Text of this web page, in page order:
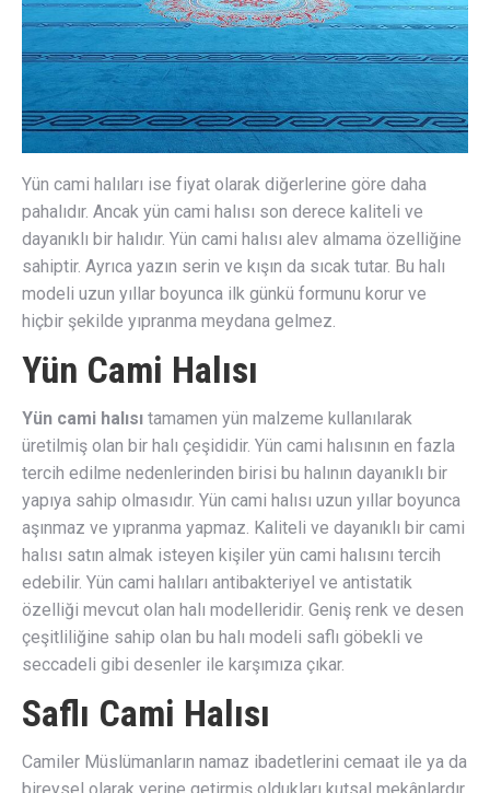
Yün cami halıları ise fiyat olarak diğerlerine göre daha
pahalıdır. Ancak yün cami halısı son derece kaliteli ve
dayanıklı bir halıdır. Yün cami halısı alev almama özelliğine
sahiptir. Ayrıca yazın serin ve kışın da sıcak tutar. Bu halı
modeli uzun yıllar boyunca ilk günkü formunu korur ve
hiçbir şekilde yıpranma meydana gelmez.
Yün Cami Halısı
Yün cami halısı tamamen yün malzeme kullanılarak
üretilmiş olan bir halı çeşididir. Yün cami halısının en fazla
tercih edilme nedenlerinden birisi bu halının dayanıklı bir
yapıya sahip olmasıdır. Yün cami halısı uzun yıllar boyunca
aşınmaz ve yıpranma yapmaz. Kaliteli ve dayanıklı bir cami
halısı satın almak isteyen kişiler yün cami halısını tercih
edebilir. Yün cami halıları antibakteriyel ve antistatik
özelliği mevcut olan halı modelleridir. Geniş renk ve desen
çeşitliliğine sahip olan bu halı modeli saflı göbekli ve
seccadeli gibi desenler ile karşımıza çıkar.
Saflı Cami Halısı
Camiler Müslümanların namaz ibadetlerini cemaat ile ya da